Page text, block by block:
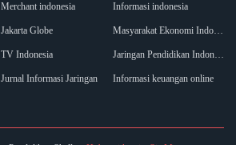
Merchant indonesia Informasi indonesia
Jakarta Globe Masyarakat Ekonomi Indonesia
TV Indonesia Jaringan Pendidikan Indonesia
Jurnal Informasi Jaringan Informasi keuangan online